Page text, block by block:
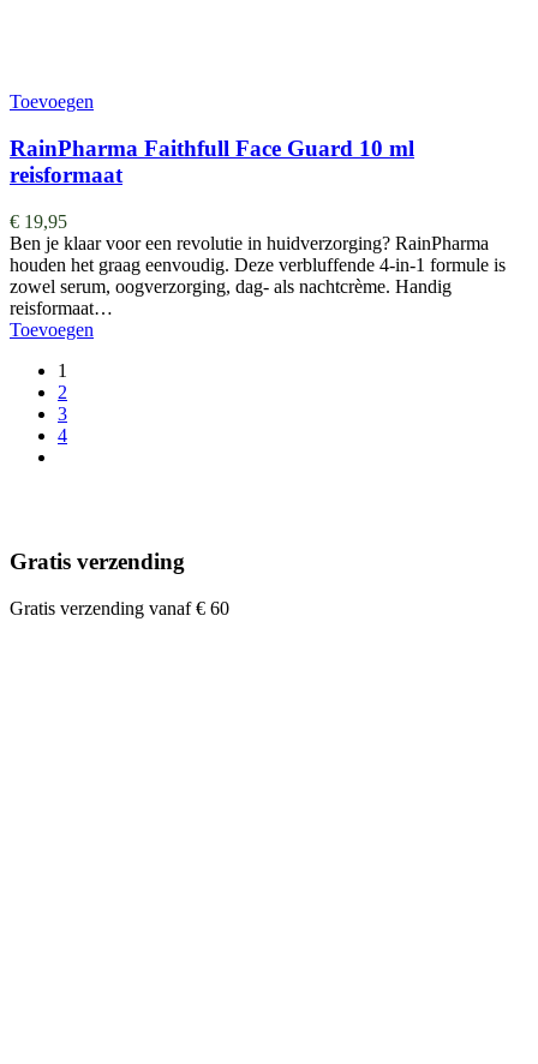
Toevoegen
RainPharma Faithfull Face Guard 10 ml
reisformaat
€ 19,95
Ben je klaar voor een revolutie in huidverzorging? RainPharma
houden het graag eenvoudig. Deze verbluffende 4-in-1 formule is
zowel serum, oogverzorging, dag- als nachtcrème. Handig
reisformaat…
Toevoegen
1
2
3
4
Gratis verzending
Gratis verzending vanaf € 60